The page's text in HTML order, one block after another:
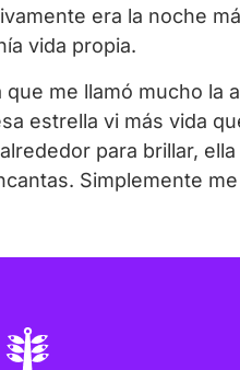
era la noche
vida propia.
que me llamó mucho la
estrella vi más vida
para brillar,
Simplemente